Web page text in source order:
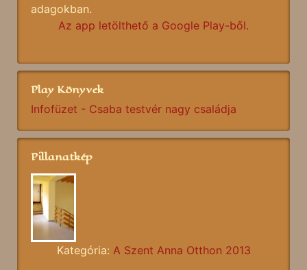
adagokban.
Az app letölthető a Google Play-ből.
Play Könyvek
Infofüzet - Csaba testvér nagy családja
Pillanatkép
Kategória: A Szent Anna Otthon 2013